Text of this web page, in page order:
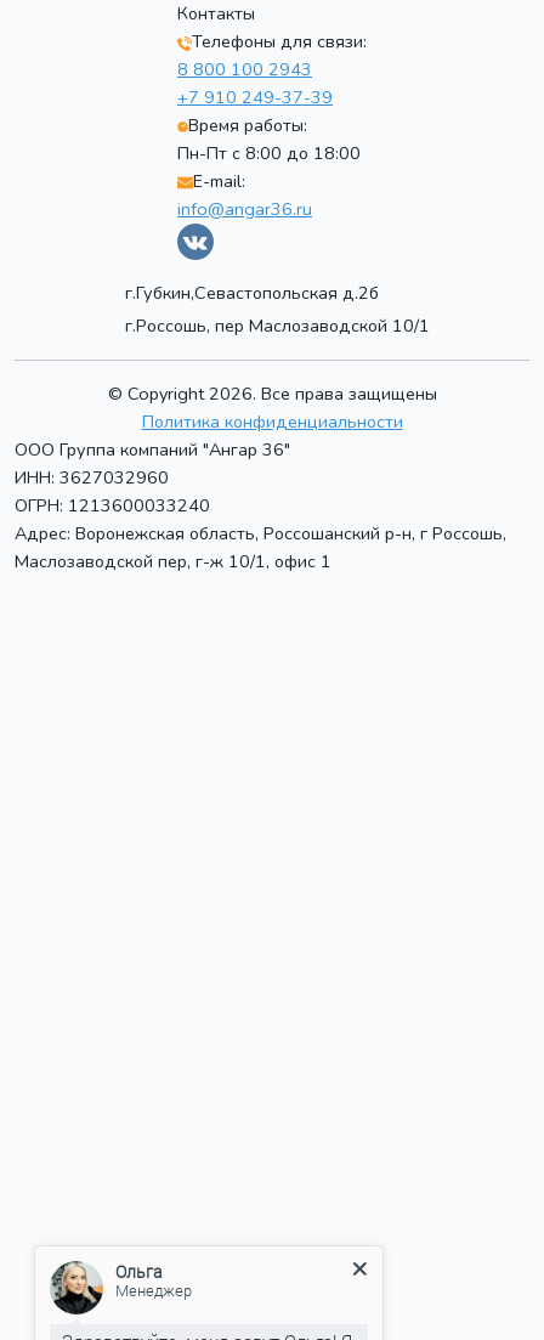
Контакты
Телефоны для связи:
8 800 100 2943
+7 910 249-37-39
Время работы:
Пн-Пт с 8:00 до 18:00
E-mail:
info@angar36.ru
г.Губкин,Севастопольская д.2б
г.Россошь, пер Маслозаводской 10/1
© Copyright 2026. Все права защищены
Политика конфиденциальности
ООО Группа компаний "Ангар 36"
ИНН: 3627032960
ОГРН: 1213600033240
Адрес: Воронежская область, Россошанский р-н, г Россошь,
Маслозаводской пер, г-ж 10/1, офис 1
Ольга
Менеджер